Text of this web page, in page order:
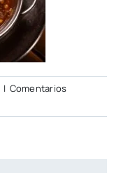
| Comentarios